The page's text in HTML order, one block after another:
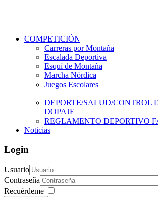
COMPETICIÓN
Carreras por Montaña
Escalada Deportiva
Esquí de Montaña
Marcha Nórdica
Juegos Escolares
DEPORTE/SALUD/CONTROL
DOPAJE
REGLAMENTO DEPORTIVO
Noticias
Login
Usuario
Contraseña
Recuérdeme